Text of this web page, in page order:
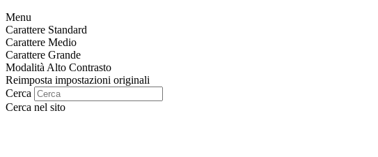
Menu
Carattere Standard
Carattere Medio
Carattere Grande
Modalità Alto Contrasto
Reimposta impostazioni originali
Cerca
Cerca nel sito